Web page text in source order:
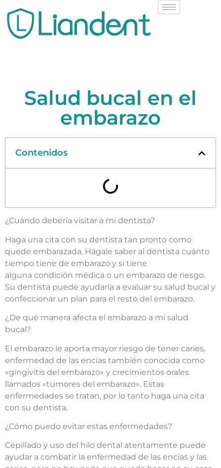
Salud bucal en el
embarazo
Contenidos
¿Cuándo debería visitar a mi dentista?
Haga una cita con su dentista tan pronto como
quede embarazada. Hágale saber al dentista cuánto
tiempo tiene de embarazo y si tiene
alguna condición médica o un embarazo de riesgo.
Su dentista puede ayudarla a evaluar su salud bucal y
confeccionar un plan para el resto del embarazo.
¿De qué manera afecta el embarazo a mi salud
bucal?
El embarazo le aporta mayor riesgo de tener caries,
enfermedad de las encías también conocida como
«gingivitis del embarazo» y crecimientos orales
llamados «tumores del embarazo». Estas
enfermedades se tratan, por lo tanto haga una cita
con su dentista.
¿Cómo puedo evitar estas enfermedades?
Cepillado y uso del hilo dental atentamente puede
ayudar a combatir la enfermedad de las encías y las